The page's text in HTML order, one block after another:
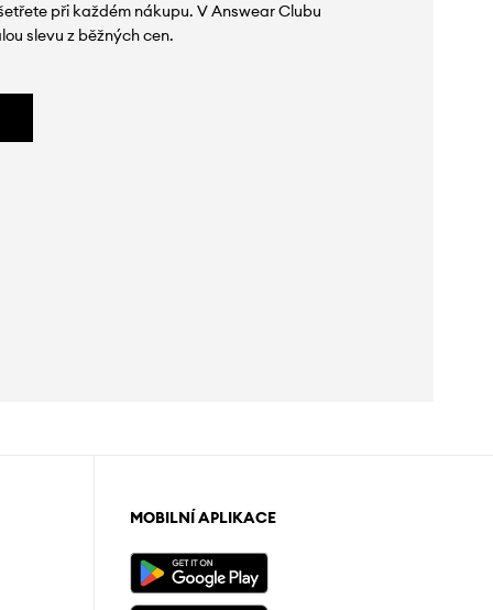
při každém nákupu. V Answear Clubu
slevu z běžných cen.
MOBILNÍ APLIKACE